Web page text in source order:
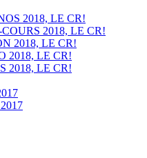
2018, LE CR!
2018, LE CR!
2018, LE CR!
2018, LE CR!
2018, LE CR!